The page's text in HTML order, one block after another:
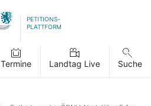
PETITIONS-
PLATTFORM
Termine Landtag Live Suche